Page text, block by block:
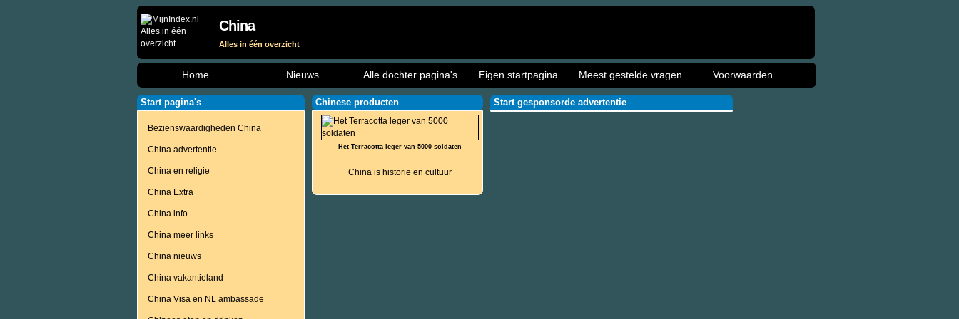
China
Alles in één overzicht
Home Nieuws Alle dochter pagina's Eigen startpagina Meest gestelde vragen Voorwaarden
Start pagina's
Bezienswaardigheden China
China advertentie
China en religie
China Extra
China info
China meer links
China nieuws
China vakantieland
China Visa en NL ambassade
Chinese producten
Het Terracotta leger van 5000 soldaten
China is historie en cultuur
Start gesponsorde advertentie